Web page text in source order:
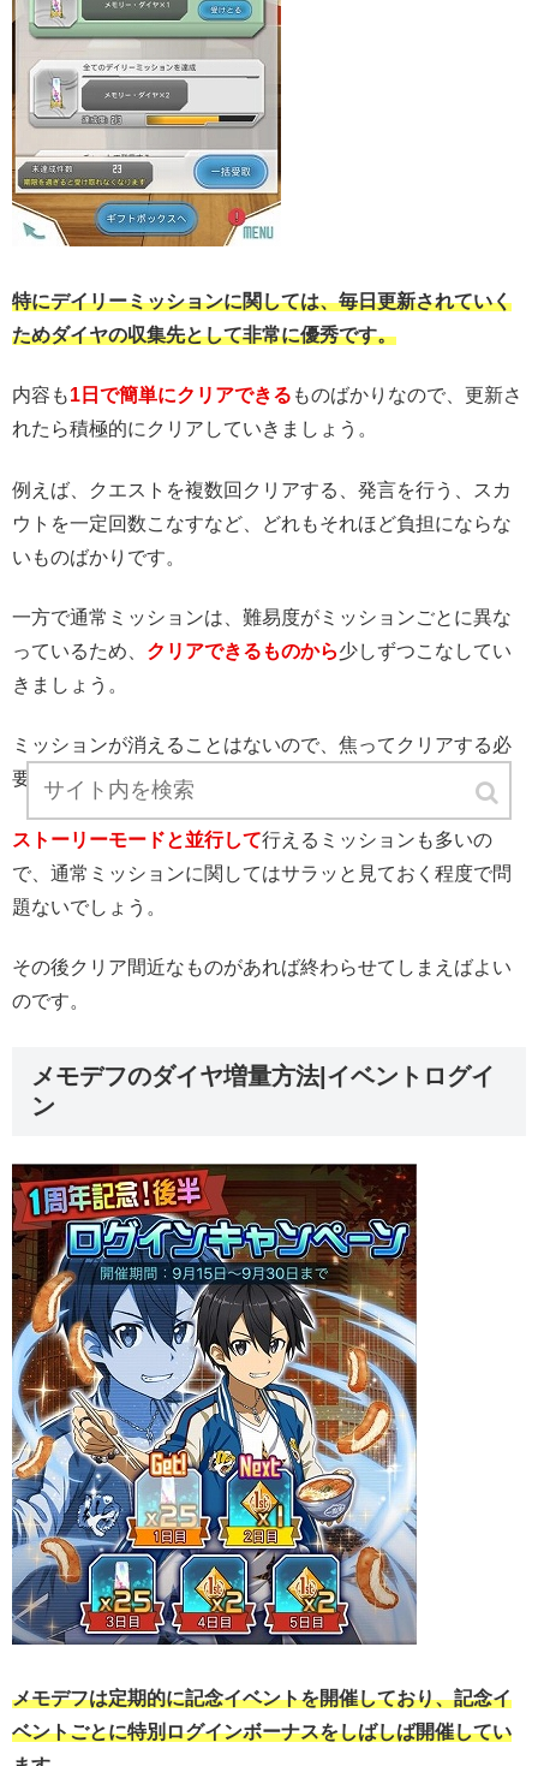
特にデイリーミッションに関しては、毎日更新されていく
ためダイヤの収集先として非常に優秀です。
内容も1日で簡単にクリアできる ものばかりなので、更新さ
れたら積極的にクリアしていきましょう。
例えば、クエストを複数回クリアする、発言を行う、スカ
ウトを一定回数こなすなど、どれもそれほど負担にならな
いものばかりです。
一方で通常ミッションは、難易度がミッションごとに異な
っているため、 クリアできるものから少しずつこなしてい
きましょう。
ミッションが消えることはないので、焦ってクリアする必
要はありません。
ストーリーモードと並行して行えるミッションも多いの
で、通常ミッションに関してはサラッと見ておく程度で問
題ないでしょう。
その後クリア間近なものがあれば終わらせてしまえばよい
のです。
メモデフのダイヤ増量方法|イベントログイ
ン
メモデフは定期的に記念イベントを開催しており、記念イ
ベントごとに特別ログインボーナスをしばしば開催してい